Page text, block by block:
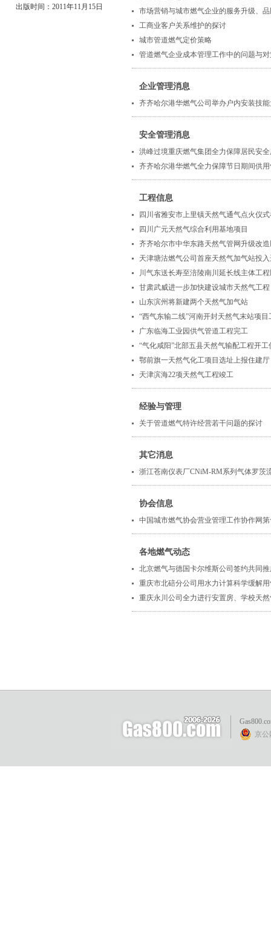
出版时间： 2011年11月15日
市场营销与城市燃气企业的服务升级、
工商业客户关系维护的探讨
城市管道燃气定价策略
管道燃气企业成本管理工作中的问题与
企业管理消息
齐齐哈尔港华燃气公司举办户内安装技
安全管理消息
洪峰过境重庆燃气集团全力保障居民安
齐齐哈尔港华燃气全力保障节日期间供
工程信息
四川省雅安市上里镇天然气通气点火仪
四川广元天然气综合利用基地项目
齐齐哈尔市中华东路天然气管网升级改
天津塘沽燃气公司首座天然气加气站投
川气东送长寿至涪陵南川延长线主体工
甘肃武威进一步加快建设城市天然气工程
山东滨州将新建两个天然气加气站
“西气东输二线”河南开封天然气末站项目
广东临海工业园供气管道工程完工
“气化咸阳”北部五县天然气输配工程开
鄂前旗一天然气化工项目选址上报住建厅
天津滨海22项天然气工程竣工
经验与管理
关于管道燃气特许经营若干问题的探讨
其它消息
浙江苍南仪表厂CNiM-RM系列气体罗茨
协会信息
中国城市燃气协会营业管理工作协作网
各地燃气动态
北京燃气与德国卡尔维斯公司签约共同
重庆市北碚分公司用水力计算科学缓解
重庆永川公司全力进行安置房、学校天
京公